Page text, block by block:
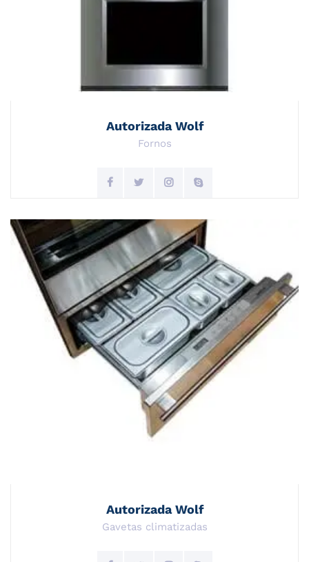
Autorizada Wolf
Fornos
Autorizada Wolf
Gavetas climatizadas